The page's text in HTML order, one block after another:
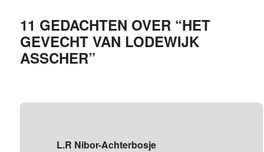
11 GEDACHTEN OVER “HET
GEVECHT VAN LODEWIJK
ASSCHER”
L.R Nibor-Achterbosje